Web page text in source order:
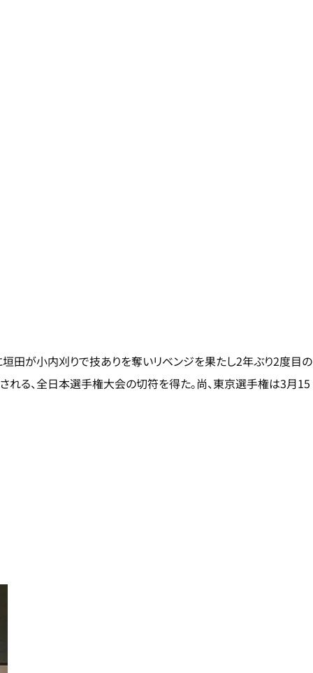
田が小内刈りで技ありを奪いリベンジを果たし2年ぶり2度目の
れる、全日本選手権大会の切符を得た。尚、東京選手権は3月15